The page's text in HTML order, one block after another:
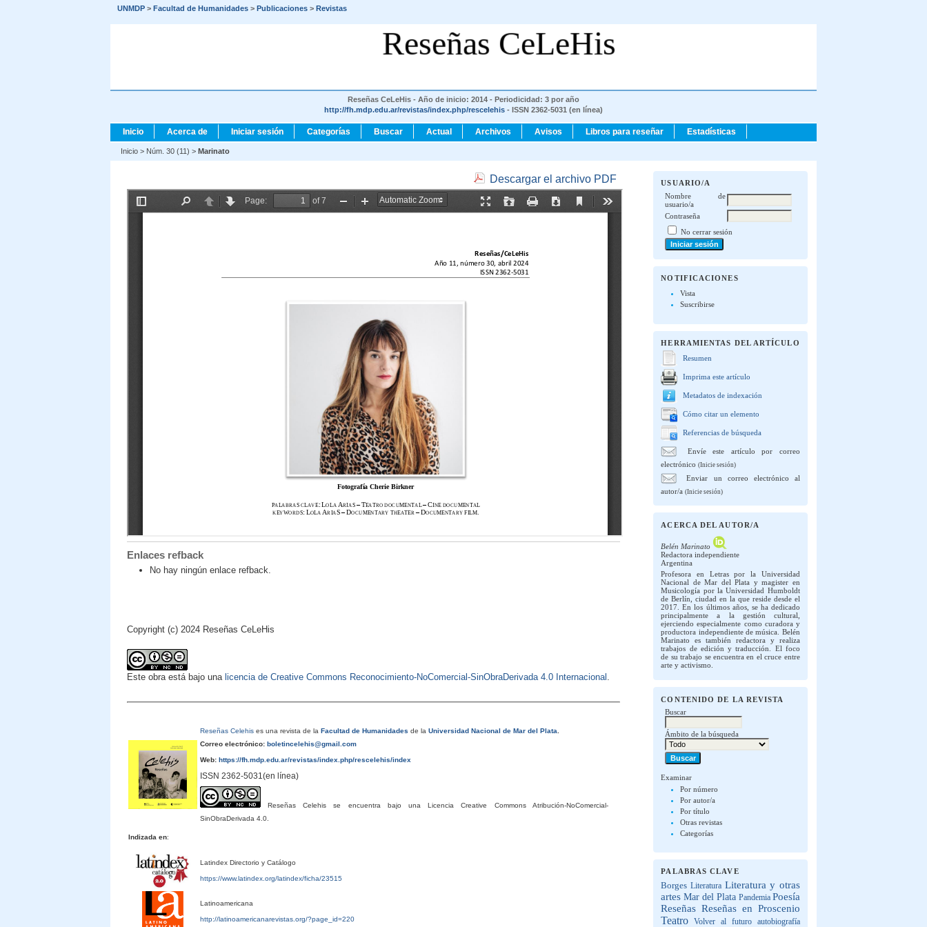
UNMDP > Facultad de Humanidades > Publicaciones > Revistas
Reseñas CeLeHis
Reseñas CeLeHis - Año de inicio: 2014 - Periodicidad: 3 por año
http://fh.mdp.edu.ar/revistas/index.php/rescelehis - ISSN 2362-5031 (en línea)
USUARIO/A
Nombre de
usuario/a
Contraseña
No cerrar sesión
NOTIFICACIONES
Vista
Suscribirse
HERRAMIENTAS DEL ARTÍCULO
Resumen
Imprima este artículo
Metadatos de indexación
Cómo citar un elemento
Referencias de búsqueda
Envíe este artículo por correo
electrónico(Inicie sesión)
Enviar un correo electrónico al
autor/a(Inicie sesión)
ACERCA DEL AUTOR/A
Belén Marinato
Redactora independiente
Argentina
Profesora en Letras por la Universidad
Nacional de Mar del Plata y magister en
Musicología por la Universidad Humboldt
de Berlín, ciudad en la que reside desde el
2017. En los últimos años, se ha dedicado
principalmente a la gestión cultural,
ejerciendo especialmente como curadora y
productora independiente de música. Belén
Marinato es también redactora y realiza
trabajos de edición y traducción. El foco
de su trabajo se encuentra en el cruce entre
arte y activismo.
CONTENIDO DE LA REVISTA
Buscar
Ámbito de la búsqueda
Examinar
Por número
Por autor/a
Por título
Otras revistas
Categorías
PALABRAS CLAVE
Borges Literatura Literatura y otras
artes Mar del Plata Pandemia Poesía
Reseñas Reseñas en Proscenio
Teatro Volver al futuro autobiografía
Inicio Acerca de Iniciar sesión Categorías Buscar Actual Archivos Avisos Libros para reseñar Estadísticas
Inicio > Núm. 30 (11) > Marinato
Descargar el archivo PDF
Enlaces refback
No hay ningún enlace refback.
Copyright (c) 2024 Reseñas CeLeHis
Este obra está bajo una licencia de Creative Commons Reconocimiento-NoComercial-SinObraDerivada 4.0 Internacional .
Reseñas Celehises una revista de la Facultad de Humanidades de la Universidad Nacional de Mar del Plata.
Correo electrónico:boletincelehis@gmail.com
Web:https://fh.mdp.edu.ar/revistas/index.php/rescelehis/index
ISSN 2362-5031(en línea)
Reseñas Celehis se encuentra bajo una Licencia Creative Commons Atribución-NoComercial-
SinObraDerivada 4.0.
Indizada en:
Latindex Directorio y Catálogo
https://www.latindex.org/latindex/ficha/23515
Latinoamericana
http://latinoamericanarevistas.org/?page_id=220